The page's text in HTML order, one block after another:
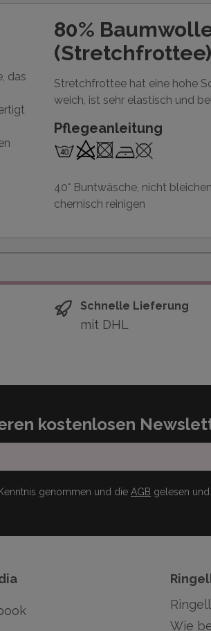
das
80%
(Stretchfrottee)
Stretchfrottee hat eine hohe
weich, ist sehr elastisch und
Pflegeanleitung
40° Buntwäsche, nicht
chemisch reinigen
Schnelle Lieferung
mit DHL
kostenlosen
genommen und die AGB gelesen
Wie